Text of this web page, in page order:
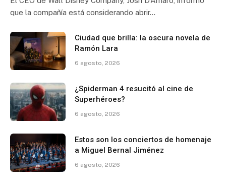
que la compañía está considerando abrir…
Ciudad que brilla: la oscura novela de
Ramón Lara
6 agosto, 2026
¿Spiderman 4 resucitó al cine de
Superhéroes?
6 agosto, 2026
Estos son los conciertos de homenaje
a Miguel Bernal Jiménez
6 agosto, 2026